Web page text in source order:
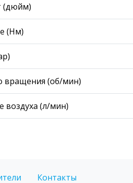
(дюйм)
(Нм)
вращения (об/мин)
воздуха (л/мин)
Контакты